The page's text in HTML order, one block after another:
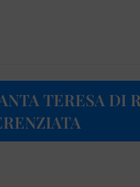
TERESA DI